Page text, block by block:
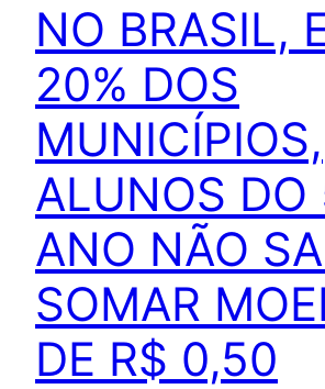
NO BRASIL,
20% DOS
MUNICÍPIOS,
ALUNOS DO
ANO NÃO
SOMAR
DE R$ 0,50